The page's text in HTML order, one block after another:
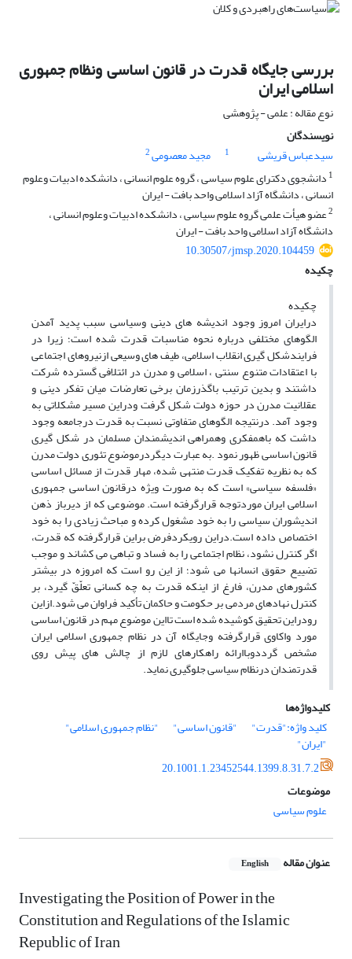
بررسی جایگاه قدرت در قانون اساسی ونظام جمهوری
اسلامی ایران
نوع مقاله : علمی - پژوهشی
نویسندگان
سیدعباس قریشی
1 مجید معصومی2
1 دانشجوی دکترای علوم سیاسی ، گروه علوم انسانی ، دانشکده ادبیات وعلوم
انسانی ، دانشگاه آزاد اسلامی واحد بافت - ایران
2عضو هیأت علمی گروه علوم سیاسی ، دانشکده ادبیات وعلوم انسانی ،
دانشگاه آزاد اسلامی واحد بافت - ایران
10.30507/jmsp.2020.104459
چکیده
چکیده
درایران امروز وجود اندیشه های دینی وسیاسی سبب پدید آمدن
الگوهای مختلفی درباره نحوه مناسبات قدرت شده است؛ زیرا در
فرایندشکل گیری انقلاب اسلامی، طیف های وسیعی ازنیروهای اجتماعی
با اعتقادات متنوع سنتی ، اسلامی و مدرن در ائتلافی گسترده شرکت
داشتند و بدین ترتیب باگذرزمان برخی تعارضات میان تفکر دینی و
عقلانیت مدرن در حوزه دولت شکل گرفت ودراین مسیر مشکلاتی به
وجود آمد. درنتیجه الگوهای متفاوتی نسبت به قدرت درجامعه وجود
داشت که باهمفکری وهمراهی اندیشمندان مسلمان در شکل گیری
قانون اساسی ظهور نمود .به عبارت دیگردرموضوع تئوری دولت مدرن
که به نظریه تفکیک قدرت منتهی شده، مهار قدرت از مسائل اساسی
«فلسفه سیاسی» است که به صورت ویژه درقانون اساسی جمهوری
اسلامی ایران موردتوجه قرارگرفته است. موضوعی که از دیرباز ذهن
اندیشوران سیاسی را به خود مشغول کرده و مباحث زیادی را به خود
اختصاص داده است.دراین رویکردفرض براین قرارگرفته که قدرت،
اگر کنترل نشود، نظام اجتماعی را به فساد و تباهی می کشاند و موجب
تضییع حقوق انسانها می شود؛ از این رو است که امروزه در بیشتر
کشورهای مدرن، فارغ از اینکه قدرت به چه کسانی تعلّقّ گیرد، بر
کنترل نهادهای مردمی بر حکومت و حاکمان تأکید فراوان می شود.ازاین
رودراین تحقیق کوشیده شده است تااین موضوع مهم در قانون اساسی
مورد واکاوی قرارگرفته وجایگاه آن در نظام جمهوری اسلامی ایران
مشخص گرددوباارائه راهکارهای لازم از چالش های پیش روی
قدرتمندان درنظام سیاسی جلوگیری نماید.
کلیدواژه‌ها
کلید واژه:"قدرت"
"قانون اساسی" "نظام جمهوری اسلامی"
"ایران"
20.1001.1.23452544.1399.8.31.7.2
موضوعات
علوم سیاسی
عنوان مقاله English
Investigating the Position of Power in the
Constitution and Regulations of the Islamic
Republic of Iran